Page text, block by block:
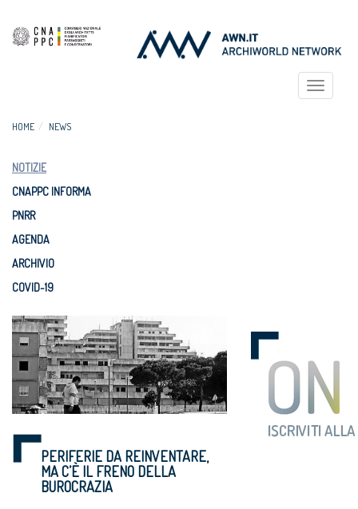
Toggle
HOME NEWS
NOTIZIE
CNAPPC INFORMA
PNRR
AGENDA
ARCHIVIO
COVID-19
PERIFERIE DA REINVENTARE,
MA C’È IL FRENO DELLA
BUROCRAZIA